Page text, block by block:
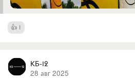
1
КБ-12
28 авг 2025